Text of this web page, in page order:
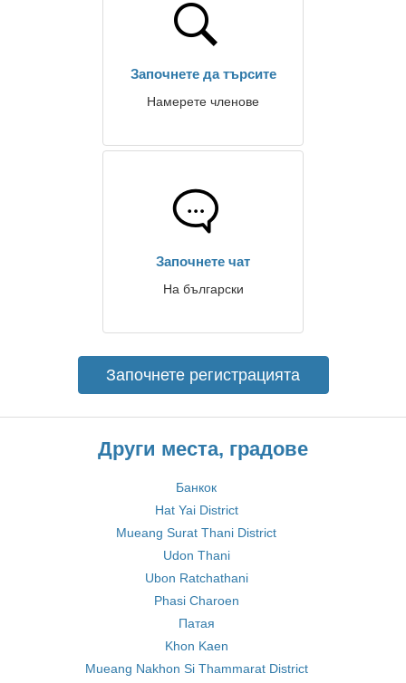
Започнете да търсите
Намерете членове
Започнете чат
На български
Започнете регистрацията
Други места, градове
Банкок
Hat Yai District
Mueang Surat Thani District
Udon Thani
Ubon Ratchathani
Phasi Charoen
Патая
Khon Kaen
Mueang Nakhon Si Thammarat District